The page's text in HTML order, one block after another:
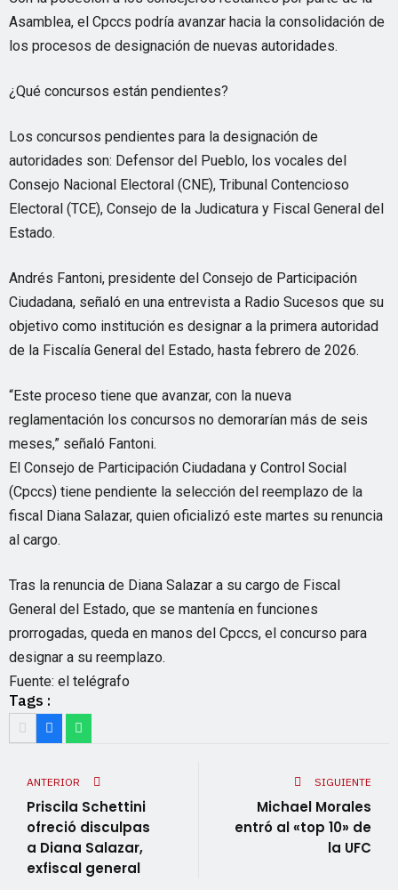
Asamblea, el Cpccs podría avanzar hacia la consolidación de
los procesos de designación de nuevas autoridades.
¿Qué concursos están pendientes?
Los concursos pendientes para la designación de
autoridades son: Defensor del Pueblo, los vocales del
Consejo Nacional Electoral (CNE), Tribunal Contencioso
Electoral (TCE), Consejo de la Judicatura y Fiscal General del
Estado.
Andrés Fantoni, presidente del Consejo de Participación
Ciudadana, señaló en una entrevista a Radio Sucesos que su
objetivo como institución es designar a la primera autoridad
de la Fiscalía General del Estado, hasta febrero de 2026.
“Este proceso tiene que avanzar, con la nueva
reglamentación los concursos no demorarían más de seis
meses,” señaló Fantoni.
El Consejo de Participación Ciudadana y Control Social
(Cpccs) tiene pendiente la selección del reemplazo de la
fiscal Diana Salazar, quien oficializó este martes su renuncia
al cargo.
Tras la renuncia de Diana Salazar a su cargo de Fiscal
General del Estado, que se mantenía en funciones
prorrogadas, queda en manos del Cpccs, el concurso para
designar a su reemplazo.
Fuente: el telégrafo
Tags :
ANTERIOR
Priscila Schettini
ofreció disculpas
a Diana Salazar,
exfiscal general
SIGUIENTE
Michael Morales
entró al «top 10» de
la UFC